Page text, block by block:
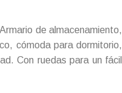
de almacenamiento,
cómoda para dormitorio,
Con ruedas para un fácil